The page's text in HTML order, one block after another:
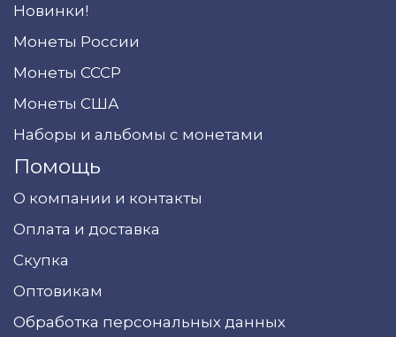
Новинки!
Монеты России
Монеты СССР
Монеты США
Наборы и альбомы с монетами
Помощь
О компании и контакты
Оплата и доставка
Скупка
Оптовикам
Обработка персональных данных